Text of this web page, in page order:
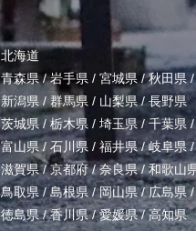
北海道
青森県/岩手県 / 宮城県 /秋田県
新潟県 / 群馬県 / 山梨県/長野県
茨城県 / 栃木県 / 埼玉県/ 千葉県 /
富山県/ 石川県 / 福井県/岐阜県/
滋賀県/京都府/奈良県/和歌山
鳥取県/島根県/岡山県/広島県/
徳島県/香川県/愛媛県/高知県